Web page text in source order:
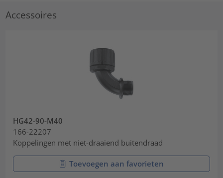
Accessoires
HG42-90-M40
166-22207
Koppelingen met niet-draaiend buitendraad
Toevoegen aan favorieten